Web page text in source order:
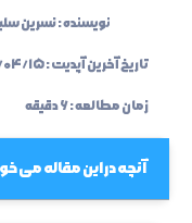
نویسنده :نسرین
تاریخ آخرین آپدیت :۱۴۰۳/
زمان مطالعه : ۶ دقیقه
آنچه در این مقاله می